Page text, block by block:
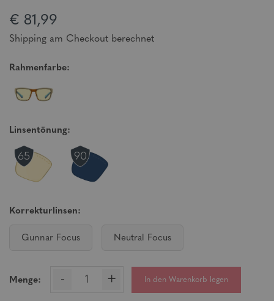
€ 81,99
Shipping am Checkout berechnet
Rahmenfarbe:
Linsentönung:
Korrekturlinsen:
Gunnar Focus Neutral Focus
Menge: - + In den Warenkorb legen